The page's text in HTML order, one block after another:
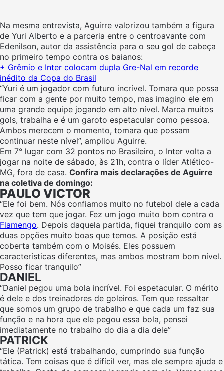
Na mesma entrevista, Aguirre valorizou também a figura
de Yuri Alberto e a parceria entre o centroavante com
Edenilson, autor da assistência para o seu gol de cabeça
no primeiro tempo contra os baianos:
+ Grêmio e Inter colocam dupla Gre-Nal em recorde
inédito da Copa do Brasil
“Yuri é um jogador com futuro incrível. Tomara que possa
ficar com a gente por muito tempo, mas imagino ele em
uma grande equipe jogando em alto nível. Marca muitos
gols, trabalha e é um garoto espetacular como pessoa.
Ambos merecem o momento, tomara que possam
continuar neste nível”, ampliou Aguirre.
Em 7° lugar com 32 pontos no Brasileiro, o Inter volta a
jogar na noite de sábado, às 21h, contra o líder Atlético-
MG, fora de casa. Confira mais declarações de Aguirre
na coletiva de domingo:
PAULO VICTOR
“Ele foi bem. Nós confiamos muito no futebol dele a cada
vez que tem que jogar. Fez um jogo muito bom contra o
Flamengo. Depois daquela partida, fiquei tranquilo com as
duas opções muito boas que temos. A posição está
coberta também com o Moisés. Eles possuem
características diferentes, mas ambos mostram bom nível.
Posso ficar tranquilo”
DANIEL
“Daniel pegou uma bola incrível. Foi espetacular. O mérito
é dele e dos treinadores de goleiros. Tem que ressaltar
que somos um grupo de trabalho e que cada um faz sua
função e na hora que ele pegou essa bola, pensei
imediatamente no trabalho do dia a dia dele”
PATRICK
“Ele (Patrick) está trabalhando, cumprindo sua função
tática. Tem coisas que é difícil ver, mas ele sempre ajuda e